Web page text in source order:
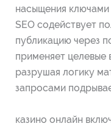
насыщения ключами
SEO содействует
публикацию через
применяет
разрушая логику
запросами
казино онлайн